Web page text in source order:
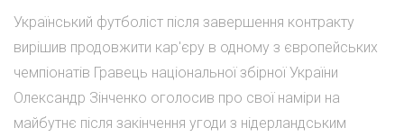
Український футболіст після завершення контракту
вирішив продовжити кар'єру в одному з європейських
чемпіонатів Гравець національної збірної України
Олександр Зінченко оголосив про свої наміри на
майбутнє після закінчення угоди з нідерландським